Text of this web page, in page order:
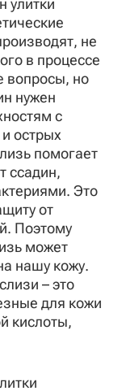
улитки
не
в процессе
вопросы, но
нужен
с
острых
помогает
ссадин,
Это
от
Поэтому
может
нашу кожу.
– это
для кожи
кислоты,